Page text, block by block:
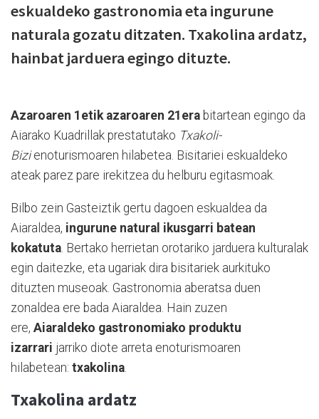
eskualdeko gastronomia eta ingurune
naturala gozatu ditzaten. Txakolina ardatz,
hainbat jarduera egingo dituzte.
Azaroaren 1etik azaroaren 21era bitartean egingo da
Aiarako Kuadrillak prestatutako Txakoli-
Bizienoturismoaren hilabetea. Bisitariei eskualdeko
ateak parez pare irekitzea du helburu egitasmoak.
Bilbo zein Gasteiztik gertu dagoen eskualdea da
Aiaraldea, ingurune natural ikusgarri batean
kokatuta . Bertako herrietan orotariko jarduera kulturalak
egin daitezke, eta ugariak dira bisitariek aurkituko
dituzten museoak. Gastronomia aberatsa duen
zonaldea ere bada Aiaraldea. Hain zuzen
ere, Aiaraldeko gastronomiako produktu
izarrari jarriko diote arreta enoturismoaren
hilabetean: txakolina
Txakolina ardatz